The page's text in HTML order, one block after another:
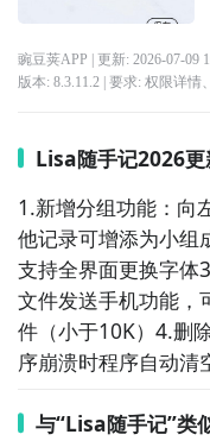
豌豆荚APP | 更新: 2026-07-09
版本: 8.3.11.2| 要求: 权限详情、
Lisa随手记2026更
1.新增分组功能：向
他记录可增添为小组
支持全界面更换字体
文件发送手机功能，
件（小于10K）4.删
序崩溃时程序自动清
与“Lisa随手记”类